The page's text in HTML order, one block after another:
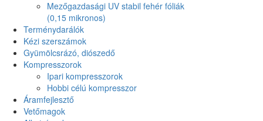
Mezőgazdasági UV stabil fehér fóliák
(0,15 mikronos)
Terménydarálók
Kézi szerszámok
Gyümölcsrázó, diószedő
Kompresszorok
Ipari kompresszorok
Hobbi célú kompresszor
Áramfejlesztő
Vetőmagok